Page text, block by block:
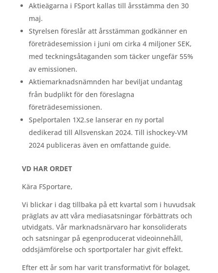
Aktieägarna i FSport kallas till årsstämma den 30
maj.
Styrelsen föreslår att årsstämman godkänner en
företrädesemission i juni om cirka 4 miljoner SEK,
med teckningsåtaganden som täcker ungefär 55%
av emissionen.
Aktiemarknadsnämnden har beviljat undantag
från budplikt för den föreslagna
företrädesemissionen.
Spelportalen 1X2.se lanserar en ny portal
dedikerad till Allsvenskan 2024. Till ishockey-VM
2024 publiceras även en omfattande guide.
VD HAR ORDET
Kära FSportare,
Vi blickar i dag tillbaka på ett kvartal som i huvudsak
präglats av att våra mediasatsningar förbättrats och
utvidgats. Vår marknadsnärvaro har konsoliderats
och satsningar på egenproducerat videoinnehåll,
oddsjämförelse och sportportaler har givit effekt.
Efter ett år som har varit transformativt för bolaget,